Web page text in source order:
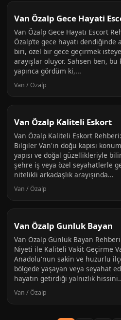
Van Özalp Gece Hayati
Van Özalp Gece Hayatı Escort
Özalp’te gece hayatı
biri, özel bir gece geçirmek
arayışlar oluyor. Sahsen ben,
yapınca gördüm ki,...
Van / Özalp
Van Özalp Kaliteli Eskort
Van Özalp Kaliteli Eskort
Bilgiler Van'ın doğu kapısı
yapısı ve doğal güzellikleriyle
şehre iş veya özel seyahatlerle
nitelikli arkadaşlık arayışında...
Van / Özalp
Van Özalp Gunluk Bayan
Van Özalp Günlük Bayan
Niyeti ile Kaliteli Vakit Geçirme
Anadolu'nun sakin ve huzurlu
bölgede yaşayan veya seyahat
hayatın getirdiği yalnızlık
Van / Özalp